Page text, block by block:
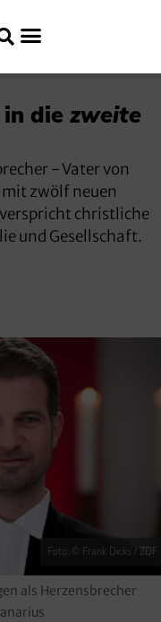
die zweite
- Vater von
zwölf neuen
verspricht christliche
und Gesellschaft.
Foto: © Frank Dicks / ZDF
als Herzensbrecher